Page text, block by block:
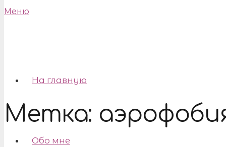
Меню
На главную
Обо мне
Метка: